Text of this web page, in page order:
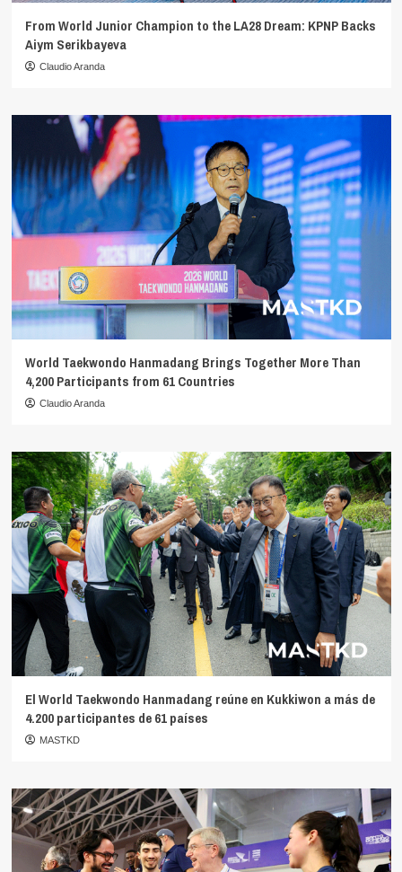
From World Junior Champion to the LA28 Dream: KPNP Backs
Aiym Serikbayeva
Claudio Aranda
World Taekwondo Hanmadang Brings Together More Than
4,200 Participants from 61 Countries
Claudio Aranda
El World Taekwondo Hanmadang reúne en Kukkiwon a más de
4.200 participantes de 61 países
MASTKD